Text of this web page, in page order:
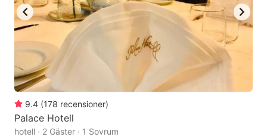
9.4 (178 recensioner)
Palace Hotell
hotell · 2 Gäster · 1 Sovrum